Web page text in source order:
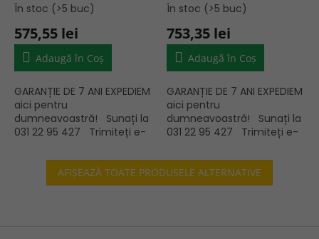
În stoc (>5 buc)
575,55 lei
Adaugă în Coş
GARANȚIE DE 7 ANI EXPEDIEM IMEDIAT Suntem
aici pentru
dumneavoastră! Sunați la
031 22 95 427 Trimiteți e-
info@rafturiromanesti.ro
În stoc (>5 buc)
753,35 lei
Adaugă în Coş
GARANȚIE DE 7 ANI EXPEDIEM
aici pentru
dumneavoastră! Sunați la
031 22 95 427 Trimiteți e-
info@rafturiromanesti.ro
AFIŞEAZĂ TOATE PRODUSELE ALTERNATIVE